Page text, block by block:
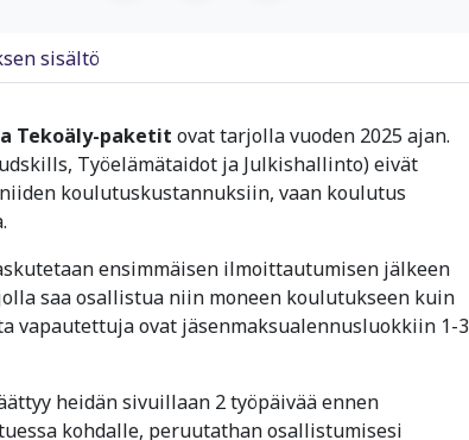
sisältö
Tekoäly-paketit ovat tarjolla vuoden 2025 ajan.
Työelämätaidot ja Julkishallinto) eivät
koulutuskustannuksiin, vaan koulutus
ensimmäisen ilmoittautumisen jälkeen
saa osallistua niin moneen koulutukseen kuin
vapautettuja ovat jäsenmaksualennusluokkiin 1-3
heidän sivuillaan 2 työpäivää ennen
kohdalle, peruutathan osallistumisesi